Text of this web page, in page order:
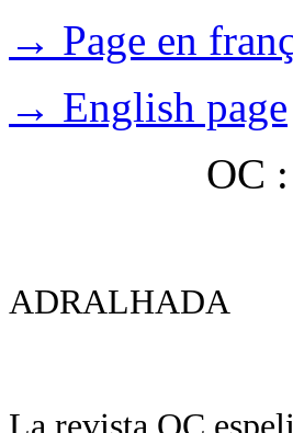
→ Page en
→ English page
OC
ADRALHADA